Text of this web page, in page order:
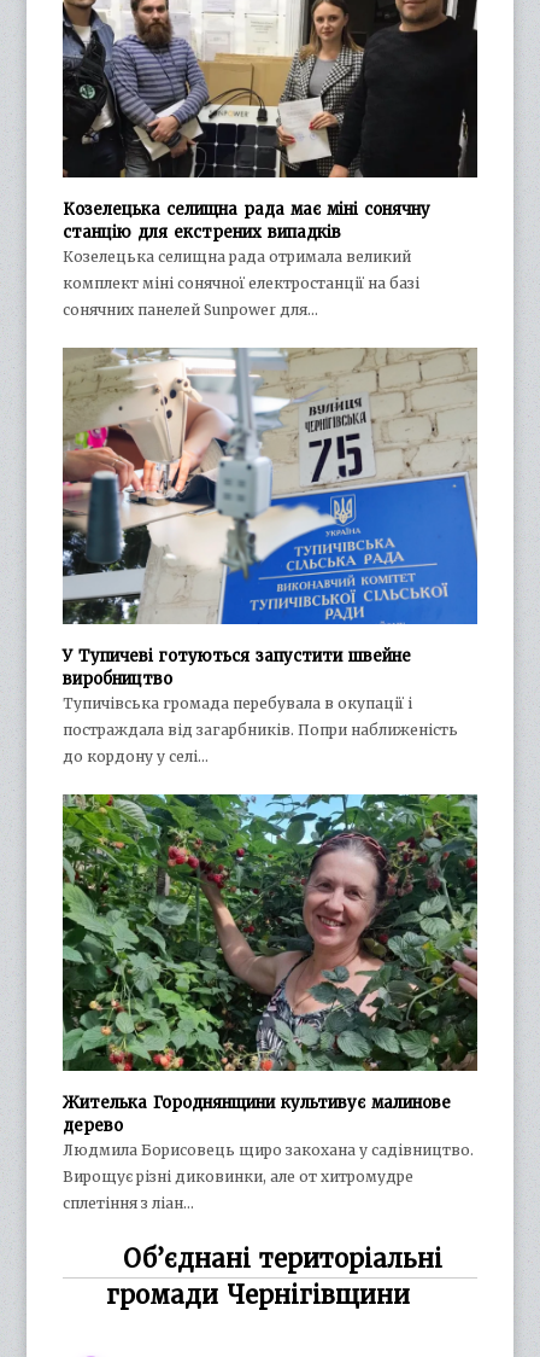
Козелецька селищна рада має міні сонячну
станцію для екстрених випадків
Козелецька селищна рада отримала великий
комплект міні сонячної електростанції на базі
сонячних панелей Sunpower для…
У Тупичеві готуються запустити швейне
виробництво
Тупичівська громада перебувала в окупації і
постраждала від загарбників. Попри наближеність
до кордону у селі…
Жителька Городнянщини культивує малинове
дерево
Людмила Борисовець щиро закохана у садівництво.
Вирощує різні диковинки, але от хитромудре
сплетіння з ліан…
Об’єднані територіальні
громади Чернігівщини